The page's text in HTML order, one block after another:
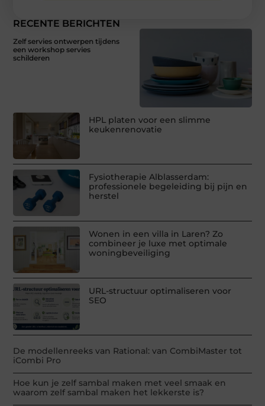
RECENTE BERICHTEN
Zelf servies ontwerpen tijdens
een workshop servies
schilderen
HPL platen voor een slimme
keukenrenovatie
Fysiotherapie Alblasserdam:
professionele begeleiding bij pijn en
herstel
Wonen in een villa in Laren? Zo
combineer je luxe met optimale
woningbeveiliging
URL-structuur optimaliseren voor
SEO
De modellenreeks van Rational: van CombiMaster tot
iCombi Pro
Hoe kun je zelf sambal maken met veel smaak en
waarom zelf sambal maken het lekkerste is?